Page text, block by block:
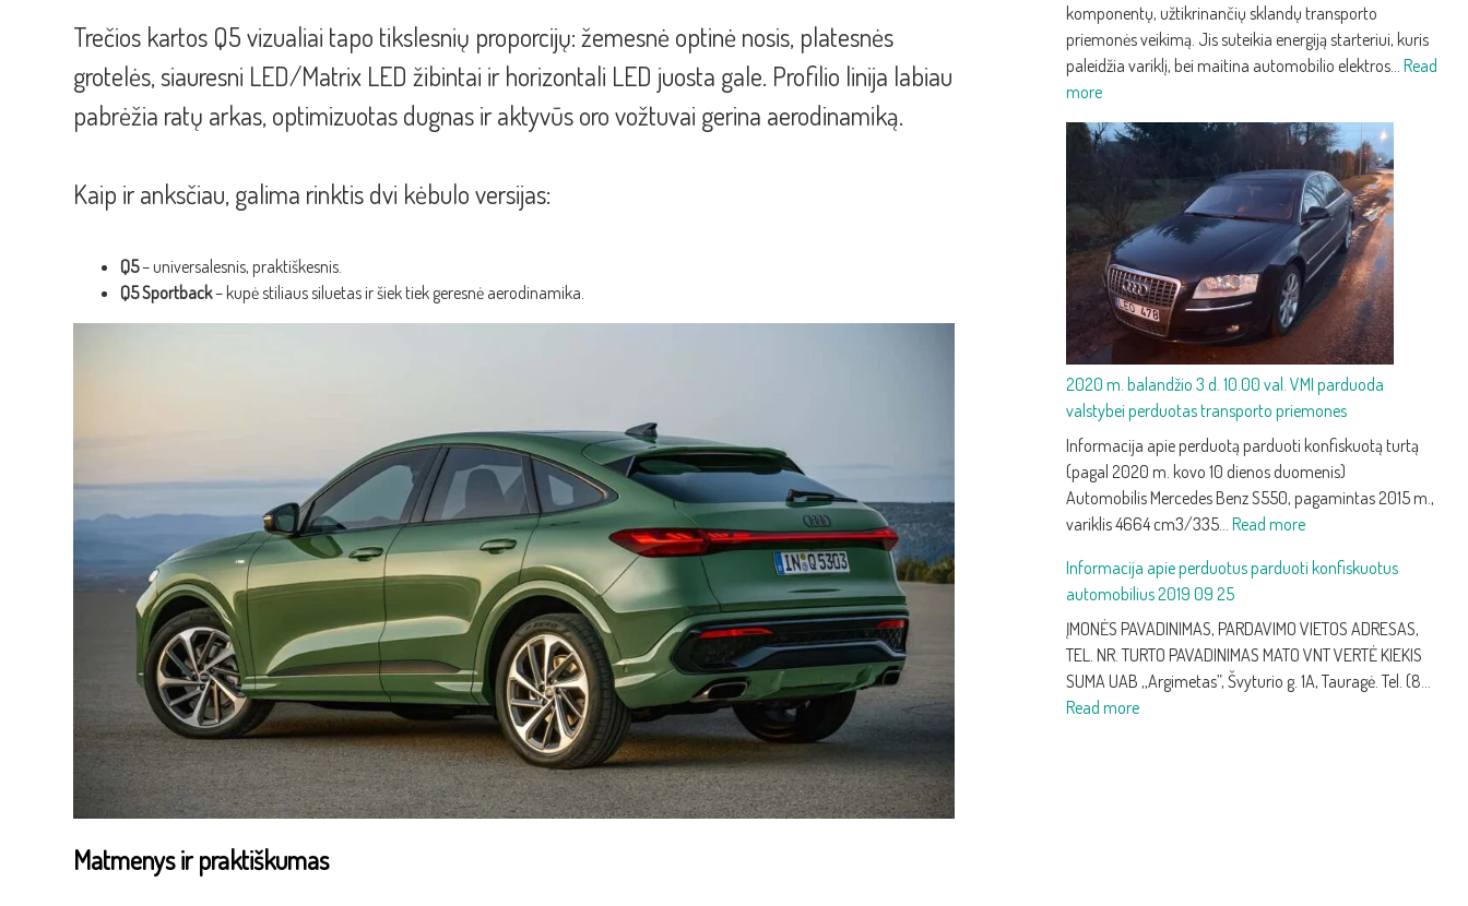
Trečios kartos Q5 vizualiai tapo tikslesnių proporcijų: žemesnė optinė nosis, platesnės
grotelės, siauresni LED/Matrix LED žibintai ir horizontali LED juosta gale. Profilio linija labiau
pabrėžia ratų arkas, optimizuotas dugnas ir aktyvūs oro vožtuvai gerina aerodinamiką.
Kaip ir anksčiau, galima rinktis dvi kėbulo versijas:
Q5– universalesnis, praktiškesnis.
Q5 Sportback– kupė stiliaus siluetas ir šiek tiek geresnė aerodinamika.
Matmenys ir praktiškumas
komponentų, užtikrinančių sklandų transporto
priemonės veikimą. Jis suteikia energiją starteriui, kuris
paleidžia variklį, bei maitina automobilio elektros… Read
more:
priežiūra
keitimas:
kaip
atpažinti
silpną
akumuliatorių
jį
pakeisti
2020 m. balandžio 3 d. 10.00 val. VMI parduoda
valstybei perduotas transporto priemones
Informacija apie perduotą parduoti konfiskuotą turtą
(pagal 2020 m. kovo 10 dienos duomenis)
Automobilis Mercedes Benz S550, pagamintas 2015 m.,
variklis 4664 cm3/335… Read more:
m.
3
d.
10.00
Informacija apie perduotus parduoti konfiskuotus
automobilius 2019 09 25
ĮMONĖS PAVADINIMAS, PARDAVIMO VIETOS ADRESAS,
TEL. NR. TURTO PAVADINIMAS MATO VNT VERTĖ KIEKIS
SUMA UAB ,,Argimetas”, Švyturio g. 1A, Tauragė. Tel. (8…
Read more: